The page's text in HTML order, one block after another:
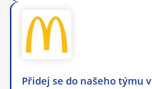
Přidej se do našeho týmu v